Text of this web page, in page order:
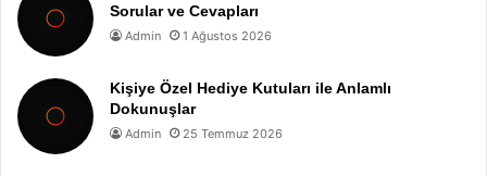
Sorular ve Cevapları
Admin 1 Ağustos 2026
Kişiye Özel Hediye Kutuları ile Anlamlı
Dokunuşlar
Admin 25 Temmuz 2026